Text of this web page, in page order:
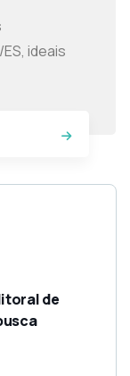
ideais
de